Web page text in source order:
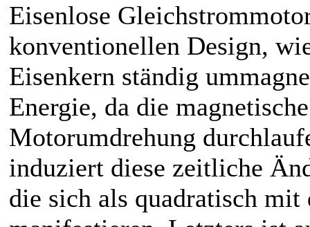
Eisenlose
konventionellen Design,
Eisenkern ständig
Energie, da die
Motorumdrehung
induziert diese zeitliche
die sich als quadratisch mit